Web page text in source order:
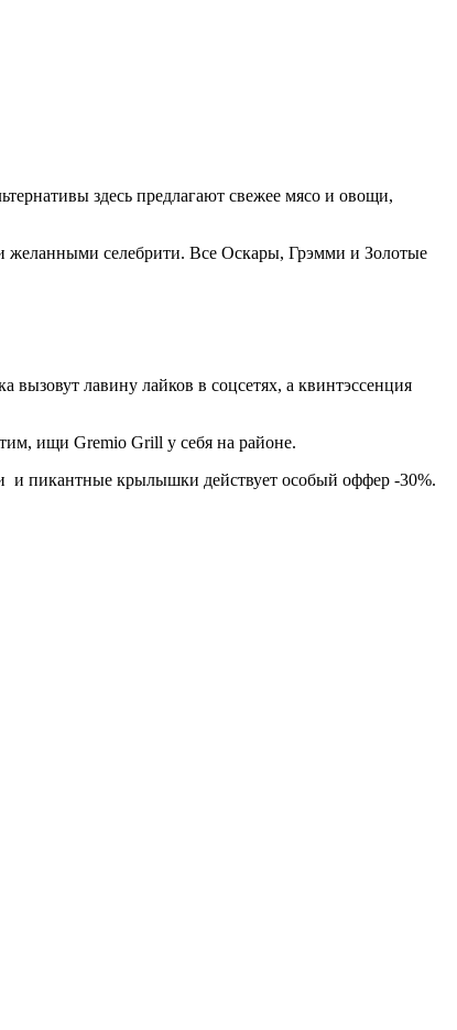
здесь предлагают свежее мясо и овощи,
желанными селебрити. Все Оскары, Грэмми и Золотые
лавину лайков в соцсетях, а квинтэссенция
ищи Gremio Grill у себя на районе.
и пикантные крылышки действует особый оффер -30%.